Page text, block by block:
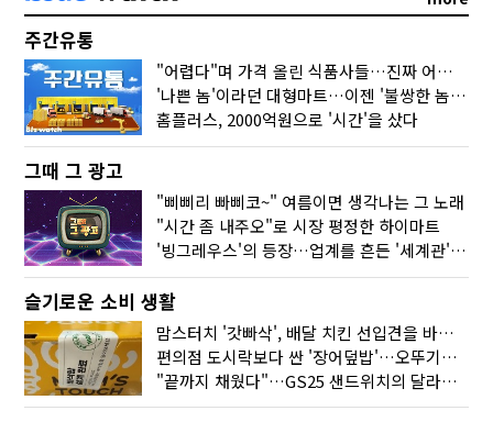
주간유통
"어렵다"며 가격 올린 식품사들…진짜 어려운 거 맞아?
'나쁜 놈'이라던 대형마트…이젠 '불쌍한 놈' 됐다
홈플러스, 2000억원으로 '시간'을 샀다
그때 그 광고
"삐삐리 빠삐코~" 여름이면 생각나는 그 노래
"시간 좀 내주오"로 시장 평정한 하이마트
'빙그레우스'의 등장…업계를 흔든 '세계관' 마케팅
슬기로운 소비 생활
맘스터치 '갓빠삭', 배달 치킨 선입견을 바꿨다
편의점 도시락보다 싼 '장어덮밥'…오뚜기가 해냈다
"끝까지 채웠다"…GS25 샌드위치의 달라진 '속'사정